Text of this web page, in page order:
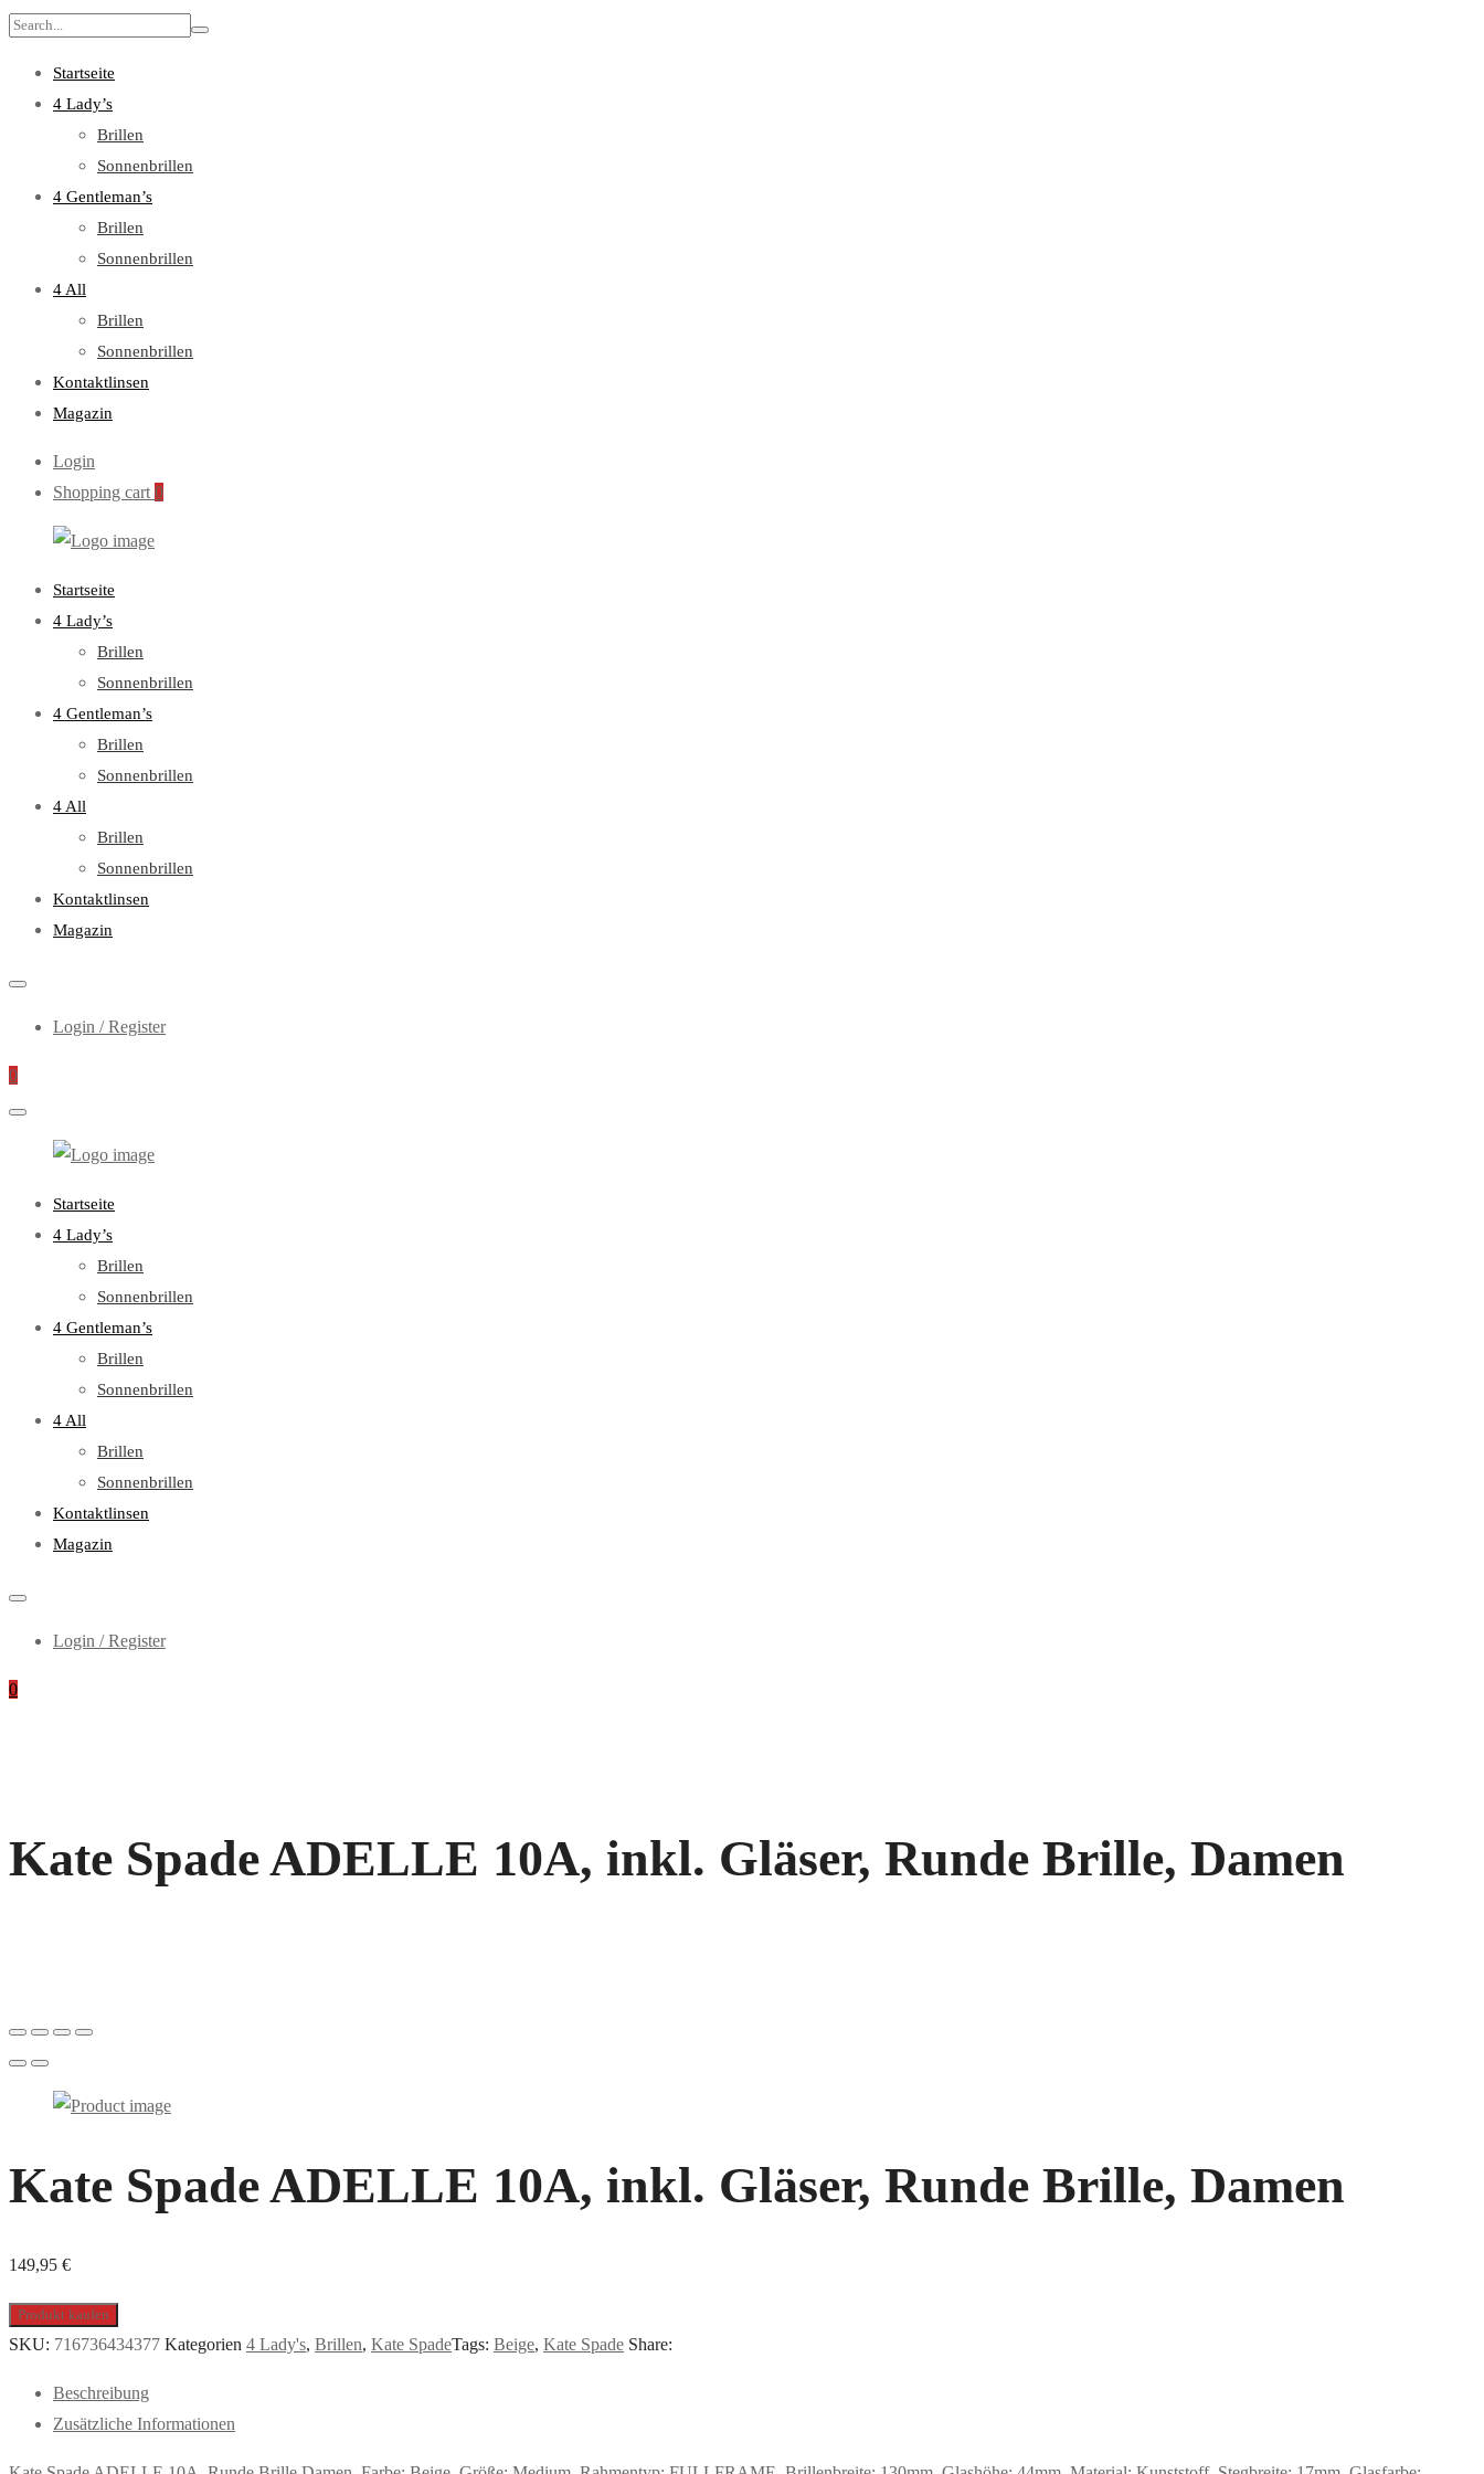
Search
Startseite
4 Lady’s
Brillen
Sonnenbrillen
4 Gentleman’s
Brillen
Sonnenbrillen
4 All
Brillen
Sonnenbrillen
Kontaktlinsen
Magazin
Login
Shopping cart 0
Primary
Menu
Startseite
4 Lady’s
Brillen
Sonnenbrillen
4 Gentleman’s
Brillen
Sonnenbrillen
4 All
Brillen
Sonnenbrillen
Kontaktlinsen
Magazin
Login / Register
0
Primary
Menu
Startseite
4 Lady’s
Brillen
Sonnenbrillen
4 Gentleman’s
Brillen
Sonnenbrillen
4 All
Brillen
Sonnenbrillen
Kontaktlinsen
Magazin
Login / Register
0
Kate Spade ADELLE 10A, inkl. Gläser, Runde Brille, Damen
Kate Spade ADELLE 10A, inkl. Gläser, Runde Brille, Damen
149,95 €
Produkt kaufen
SKU: 716736434377 Kategorien 4 Lady's, Brillen, Kate SpadeTags: Beige, Kate Spade Share:
Beschreibung
Zusätzliche Informationen